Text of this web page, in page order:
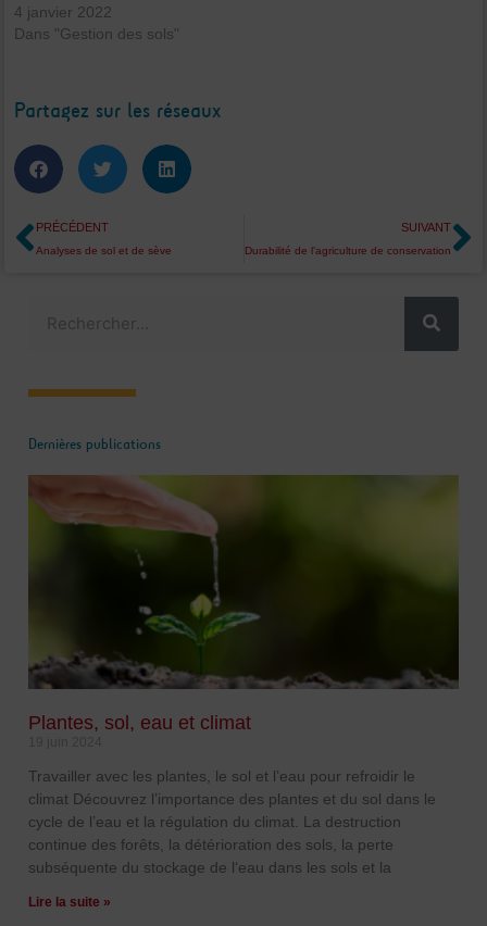
4 janvier 2022
Dans "Gestion des sols"
Partagez sur les réseaux
Précédent
PRÉCÉDENT
Analyses de sol et de sève
SUIVANT
Durabilité de l’agriculture de conservation
Dernières publications
Plantes, sol, eau et climat
Travailler avec les plantes, le sol et l’eau pour refroidir le
climat Découvrez l’importance des plantes et du sol dans le
cycle de l’eau et la régulation du climat. La destruction
continue des forêts, la détérioration des sols, la perte
subséquente du stockage de l‘eau dans les sols et la
Lire la suite »